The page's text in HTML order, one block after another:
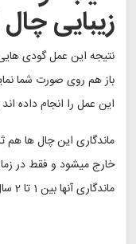
زیبایی
نتیجه این عمل گودی
باز هم روی صورت شما
این عمل را انجام داده
ماندگاری این چال ها هم
خارج میشود و فقط در
ماندگاری آنها بین 1 تا 2 سال است.